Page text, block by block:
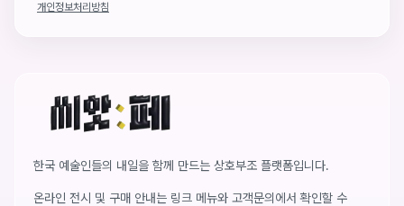
개인정보처리방침
씨앗페 온라인 홈
한국 예술인들의 내일을 함께 만드는 상호부조 플랫폼입니다.
온라인 전시 및 구매 안내는 링크 메뉴와 고객문의에서 확인할 수